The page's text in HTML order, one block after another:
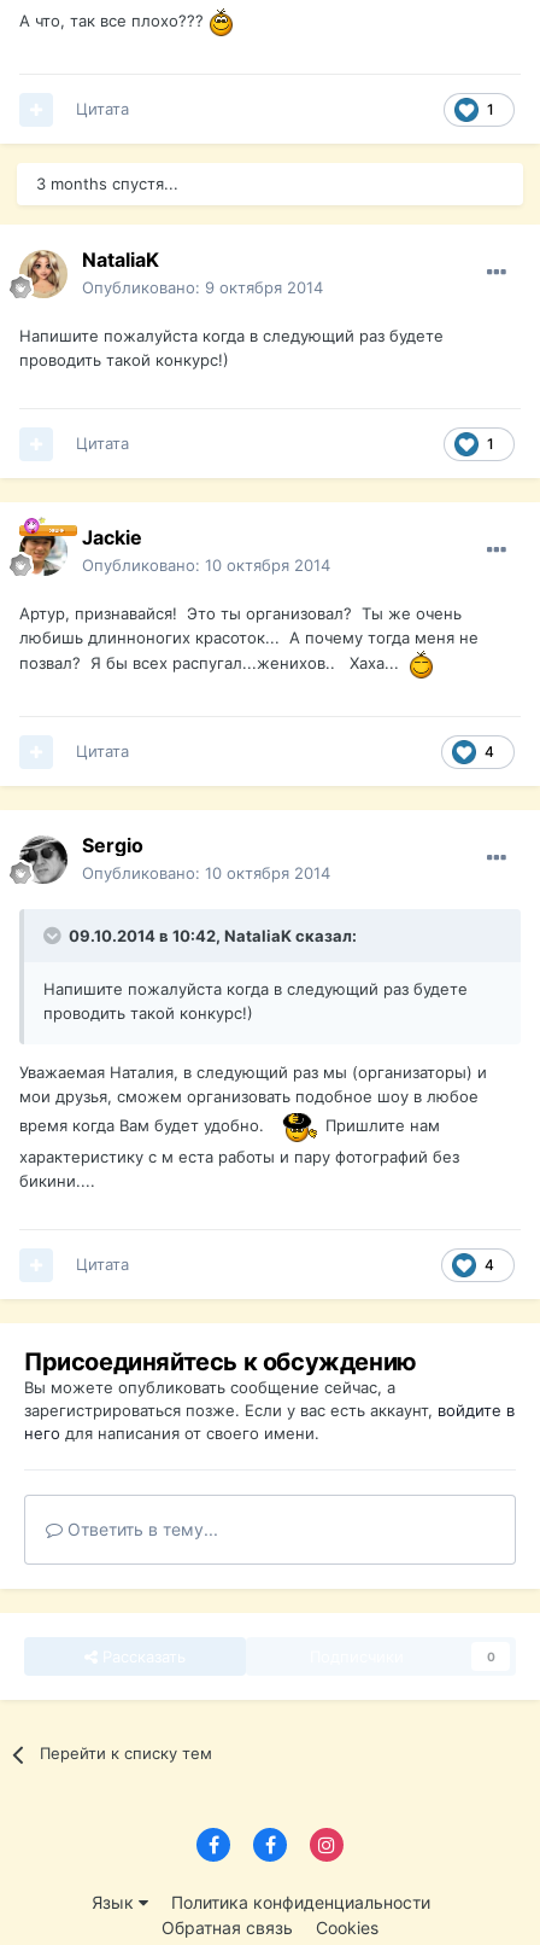
А что, так все плохо???
1
Цитата
3 months спустя...
NataliaK
Опубликовано: 9 октября 2014
Напишите пожалуйста когда в следующий раз будете
проводить такой конкурс!)
1
Цитата
Jackie
Опубликовано: 10 октября 2014
Артур, признавайся! Это ты организовал? Ты же очень
любишь длинноногих красоток... А почему тогда меня не
позвал? Я бы всех распугал...женихов.. Хаха...
4
Цитата
Sergio
Опубликовано: 10 октября 2014
09.10.2014 в 10:42, NataliaK сказал:
Напишите пожалуйста когда в следующий раз будете
проводить такой конкурс!)
Уважаемая Наталия, в следующий раз мы (организаторы) и
мои друзья, сможем организовать подобное шоу в любое
время когда Вам будет удобно.
Пришлите нам
характеристику с м еста работы и пару фотографий без
бикини....
4
Цитата
Присоединяйтесь к обсуждению
Вы можете опубликовать сообщение сейчас, а
зарегистрироваться позже. Если у вас есть аккаунт, войдите в
него для написания от своего имени.
Ответить в тему...
0
Перейти к списку тем
Язык
Политика конфиденциальности
Обратная связь
Cookies